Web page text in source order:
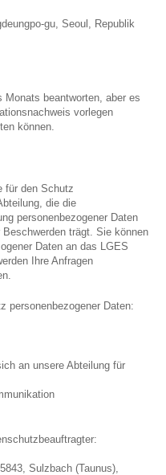
gu, Seoul, Republik
Monats beantworten, aber es
vorlegen
können.
für den Schutz
die die
personenbezogener Daten
trägt. Sie können
Daten an das LGES
Ihre Anfragen
personenbezogener Daten:
an unsere Abteilung für
Sulzbach (Taunus),